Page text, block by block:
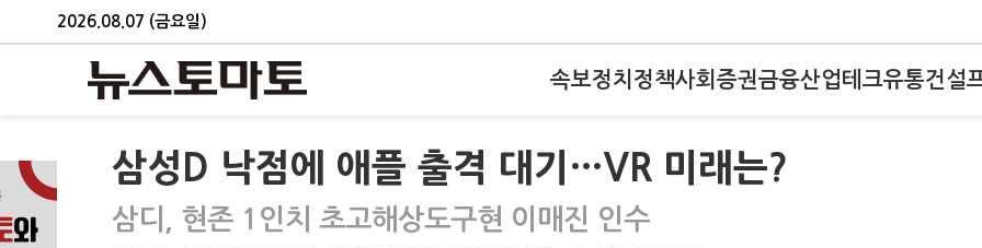
2026.08.07 (금요일)
속보정치 정책사회 증권금융산업테크유통건설
삼성D 낙점에 애플 출격 대기…VR 미래는?
삼디, 현존 1인치 초고해상도구현 이매진 인수